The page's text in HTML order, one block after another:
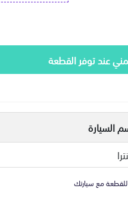
عند توفر القطعة
السيارة